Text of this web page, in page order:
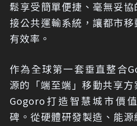
鬆享受簡單便捷、毫無妥
接公共運輸系統，讓都市
有效率。
作為全球第一套垂直整合
源的「端至端」移動共享
Gogoro打造智慧城市價
碑。從硬體研發製造、能